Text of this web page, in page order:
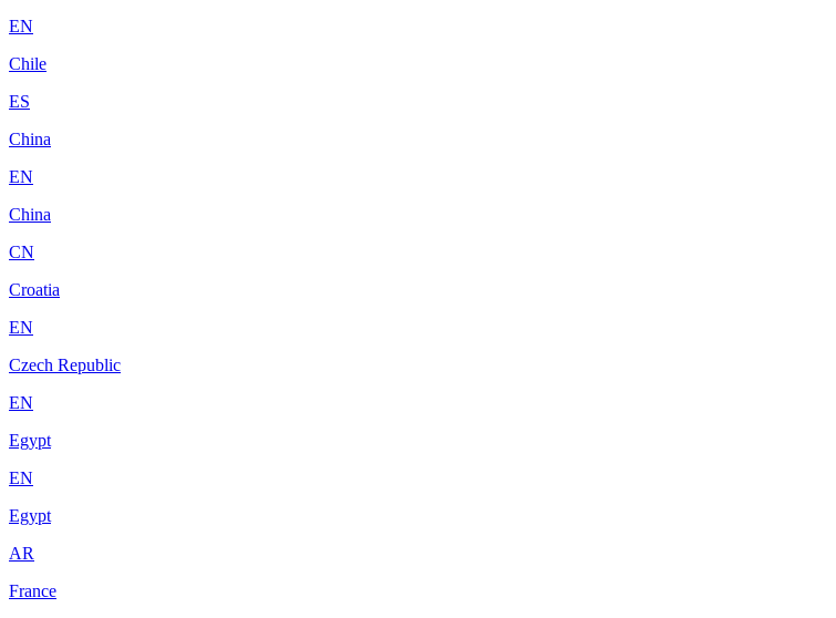
EN
Chile
ES
China
EN
China
CN
Croatia
EN
Czech Republic
EN
Egypt
EN
Egypt
AR
France